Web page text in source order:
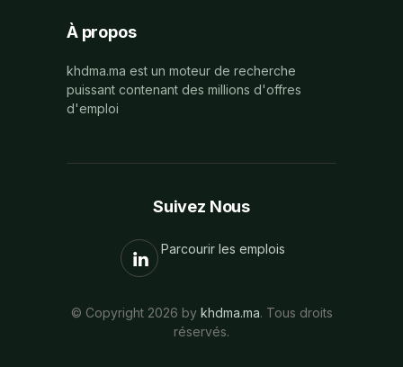
À propos
khdma.ma est un moteur de recherche
puissant contenant des millions d'offres
d'emploi
Suivez Nous
Parcourir les emplois
© Copyright 2026 by khdma.ma. Tous droits
réservés.